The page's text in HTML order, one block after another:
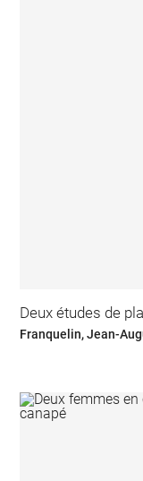
Deux études de
Franquelin, Jean-